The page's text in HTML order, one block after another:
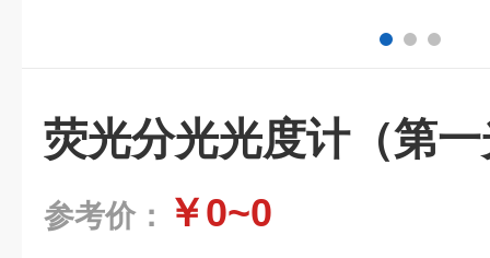
荧光分光光度计（第
参考价： ￥0~0